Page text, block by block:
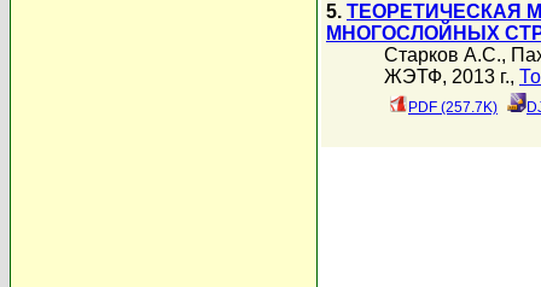
5. ТЕОРЕТИЧЕСКАЯ
МНОГОСЛОЙНЫХ
Старков А.С.,
ЖЭТФ, 2013 г.,
PDF (257.7K)